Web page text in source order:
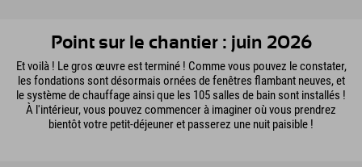
Point sur le chantier : juin 2026
Et voilà ! Le gros œuvre est terminé ! Comme vous pouvez le constater,
les fondations sont désormais ornées de fenêtres flambant neuves, et
le système de chauffage ainsi que les 105 salles de bain sont installés !
À l'intérieur, vous pouvez commencer à imaginer où vous prendrez
bientôt votre petit-déjeuner et passerez une nuit paisible !